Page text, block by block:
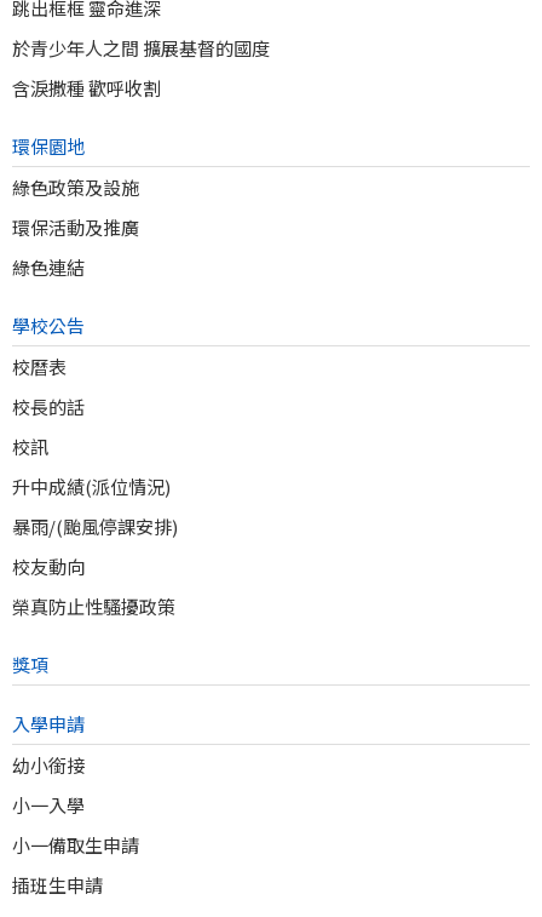
跳出框框 靈命進深
於青少年人之間 擴展基督的國度
含淚撒種 歡呼收割
環保園地
綠色政策及設施
環保活動及推廣
綠色連結
學校公告
校曆表
校長的話
校訊
升中成績(派位情況)
暴雨/(颱風停課安排)
校友動向
榮真防止性騷擾政策
獎項
入學申請
幼小銜接
小一入學
小一備取生申請
插班生申請